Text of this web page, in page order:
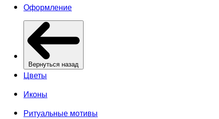
Оформление
Вернуться назад
Цветы
Иконы
Ритуальные мотивы